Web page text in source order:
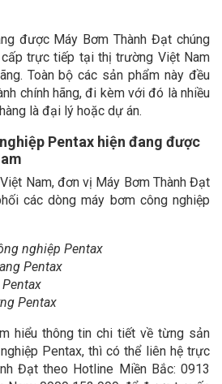
được Máy Bơm Thành Đạt chúng
trực tiếp tại thị trường Việt Nam
Toàn bộ các sản phẩm này đều
chính hãng, đi kèm với đó là nhiều
là đại lý hoặc dự án.
Pentax hiện đang được
Nam, đơn vị Máy Bơm Thành Đạt
các dòng máy bơm công nghiệp
nghiệp Pentax
Pentax
Pentax
hiểu thông tin chi tiết về từng sản
Pentax, thì có thể liên hệ trực
Đạt theo Hotline Miền Bắc: 0913